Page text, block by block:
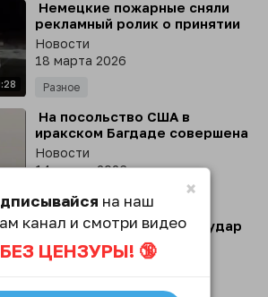
⁣ Немецкие пожарные сняли
рекламный ролик о принятии
добровольцев в свои ряды
Новости
18 марта 2026
Разное
⁣ На посольство США в
иракском Багдаде совершена
атака, пишет Al Jazeera
Новости
14 марта 2026
Происшествия
⁣ Моряки сняли на видео удар
иранских ракет по
нефтехранилищу в Фуджейре
Новости
×
на наш
канал и смотри видео
БЕЗ ЦЕНЗУРЫ! 🔞